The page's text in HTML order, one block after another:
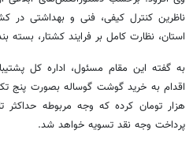
ناظرین کنترل کیفی، فنی و بهداشتی در
استان، نظارت کامل بر فرایند کشتار،
به گفته این مقام مسئول، اداره کل
هزار تومان کرده که وجه مربوطه حداکثر
پرداخت وجه نقد تسویه خواهد شد.